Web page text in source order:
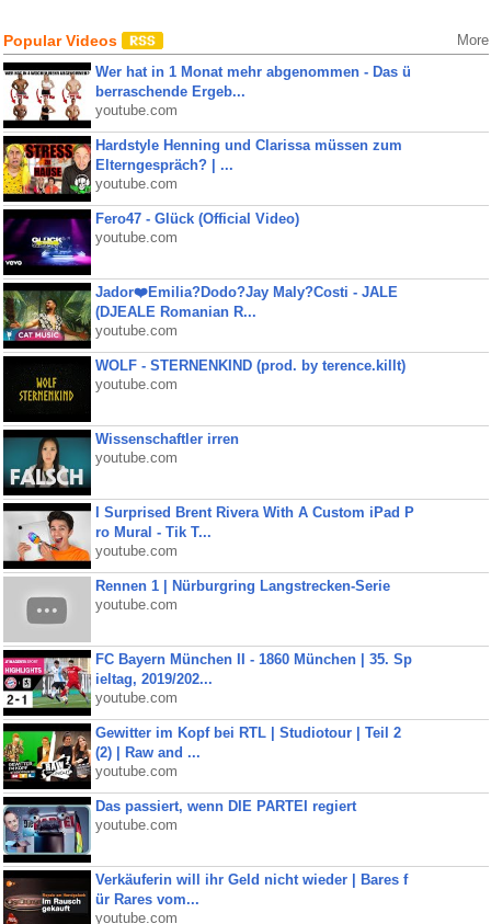
Popular Videos More
Wer hat in 1 Monat mehr abgenommen - Das ü
berraschende Ergeb...
youtube.com
Hardstyle Henning und Clarissa müssen zum
Elterngespräch? | ...
youtube.com
Fero47 - Glück (Official Video)
youtube.com
Jador❤️Emilia?Dodo?Jay Maly?Costi - JALE
(DJEALE Romanian R...
youtube.com
WOLF - STERNENKIND (prod. by terence.killt)
youtube.com
Wissenschaftler irren
youtube.com
I Surprised Brent Rivera With A Custom iPad P
ro Mural - Tik T...
youtube.com
Rennen 1 | Nürburgring Langstrecken-Serie
youtube.com
FC Bayern München II - 1860 München | 35. Sp
ieltag, 2019/202...
youtube.com
Gewitter im Kopf bei RTL | Studiotour | Teil 2
(2) | Raw and ...
youtube.com
Das passiert, wenn DIE PARTEI regiert
youtube.com
Verkäuferin will ihr Geld nicht wieder | Bares f
ür Rares vom...
youtube.com